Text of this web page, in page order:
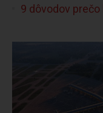
9 dôvodov